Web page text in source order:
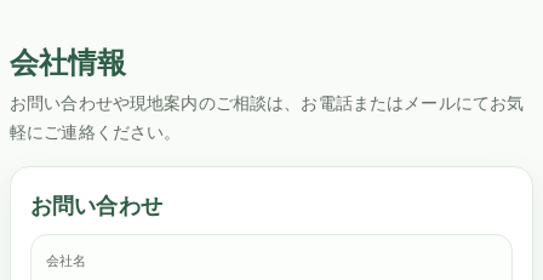
会社情報
お問い合わせや現地案内のご相談は、お電話またはメールにてお気
軽にご連絡ください。
お問い合わせ
会社名